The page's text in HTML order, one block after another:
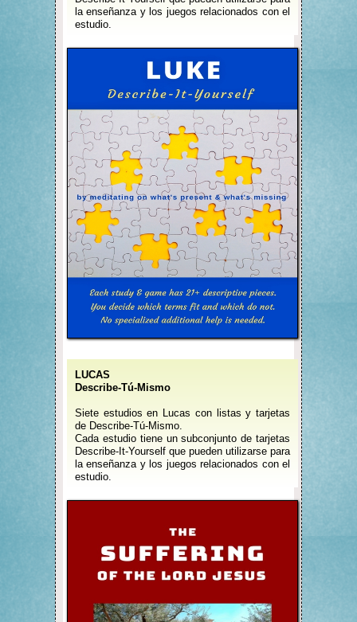
la enseñanza y los juegos relacionados con el
estudio.
LUCAS
Describe-Tú-Mismo
Siete estudios en Lucas con listas y tarjetas
de Describe-Tú-Mismo.
Cada estudio tiene un subconjunto de tarjetas
Describe-It-Yourself que pueden utilizarse para
la enseñanza y los juegos relacionados con el
estudio.